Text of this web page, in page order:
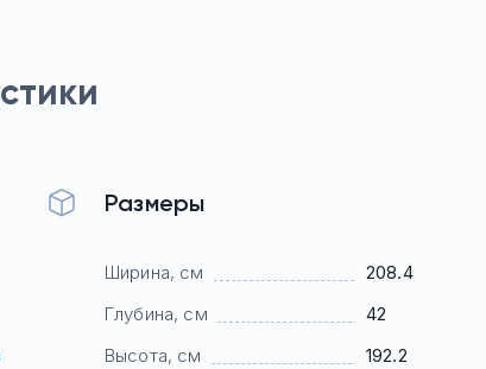
Размеры
Ширина, см
208.4
Глубина, см
42
Высота, см
192.2